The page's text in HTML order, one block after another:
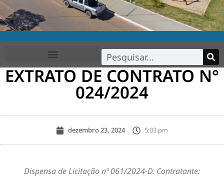
EXTRATO DE CONTRATO N°
024/2024
dezembro 23, 2024 5:03 pm
Dispensa de Licitação nº 061/2024-D. Contratante: